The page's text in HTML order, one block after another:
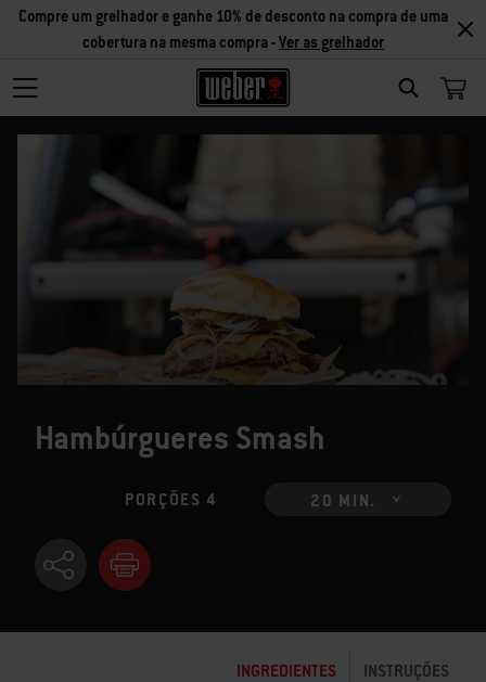
SEARCH
Compre um grelhador e ganhe 10% de desconto na compra de uma
cobertura na mesma compra -Ver as grelhador
Hambúrgueres Smash
PORÇÕES 4 20 MIN.
INGREDIENTES INSTRUÇÕES